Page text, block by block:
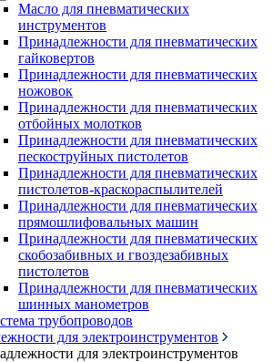
Масло для пневматических
инструментов
Принадлежности для пневматических
гайковертов
Принадлежности для пневматических
ножовок
Принадлежности для пневматических
отбойных молотков
Принадлежности для пневматических
пескоструйных пистолетов
Принадлежности для пневматических
пистолетов-краскораспылителей
Принадлежности для пневматических
прямошлифовальных машин
Принадлежности для пневматических
скобозабивных и гвоздезабивных
пистолетов
Принадлежности для пневматических
шинных манометров
трубопроводов
для электроинструментов
для электроинструментов